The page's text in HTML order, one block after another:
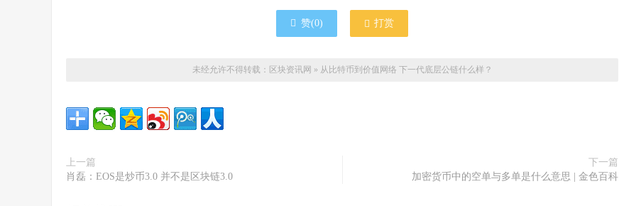
赞(0) 打赏
未经允许不得转载： 区块资讯网 » 从比特币到价值网络 下一代底层公链什么样？
上一篇
肖磊：EOS是炒币3.0 并不是区块链3.0
下一篇
加密货币中的空单与多单是什么意思 | 金色百科